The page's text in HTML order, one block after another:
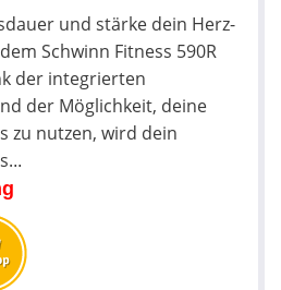
und stärke dein Herz-
Schwinn Fitness 590R
der integrierten
der Möglichkeit, deine
zu nutzen, wird dein
..